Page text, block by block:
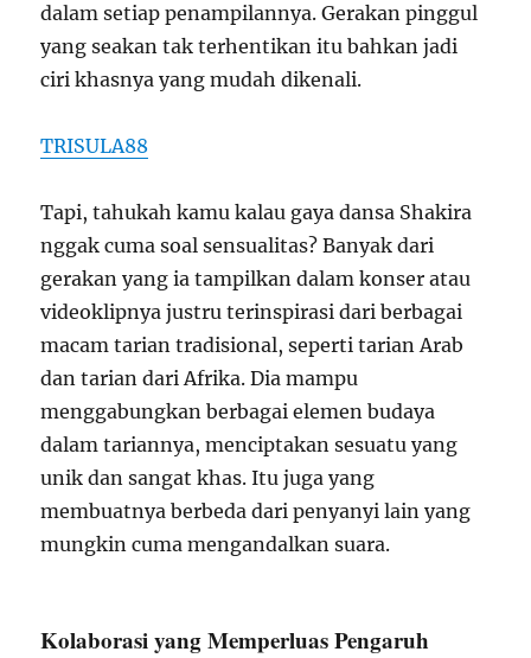
dalam setiap penampilannya. Gerakan pinggul
yang seakan tak terhentikan itu bahkan jadi
ciri khasnya yang mudah dikenali.
TRISULA88
Tapi, tahukah kamu kalau gaya dansa Shakira
nggak cuma soal sensualitas? Banyak dari
gerakan yang ia tampilkan dalam konser atau
videoklipnya justru terinspirasi dari berbagai
macam tarian tradisional, seperti tarian Arab
dan tarian dari Afrika. Dia mampu
menggabungkan berbagai elemen budaya
dalam tariannya, menciptakan sesuatu yang
unik dan sangat khas. Itu juga yang
membuatnya berbeda dari penyanyi lain yang
mungkin cuma mengandalkan suara.
Kolaborasi yang Memperluas Pengaruh